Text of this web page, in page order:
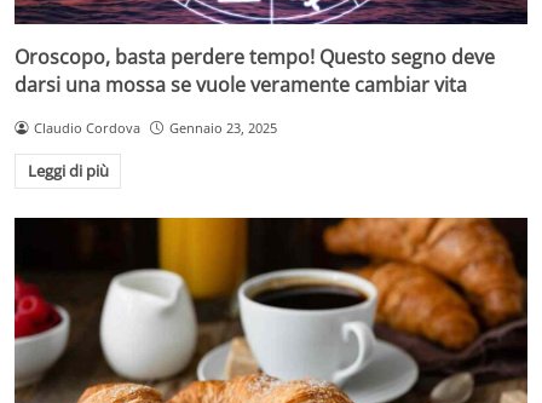
Oroscopo, basta perdere tempo! Questo segno deve
darsi una mossa se vuole veramente cambiar vita
Claudio Cordova Gennaio 23, 2025
Leggi di più